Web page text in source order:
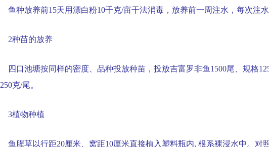
鱼种放养前15天用漂白粉10千克/亩干法消毒，放养前一周注水，每次注水
2种苗的放养
四口池塘按同样的密度、品种投放种苗，投放吉富罗非鱼 1500尾、规格
250克/尾。
3植物种植
鱼腥草以行距20厘米、窝距10厘米直接植入塑料瓶内, 根系裸浸水中。对